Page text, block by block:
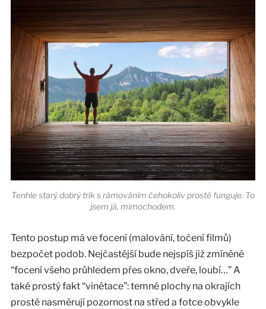
Tenhle starý dobrý trik s rámováním čehokoliv prostě funguje. To
jsem já, mimochodem.
Tento postup má ve focení (malování, točení filmů)
bezpočet podob. Nejčastější bude nejspíš již zmíněné
“focení všeho průhledem přes okno, dveře, loubí…” A
také prostý fakt “vinětace”: temné plochy na okrajích
prostě nasměrují pozornost na střed a fotce obvykle